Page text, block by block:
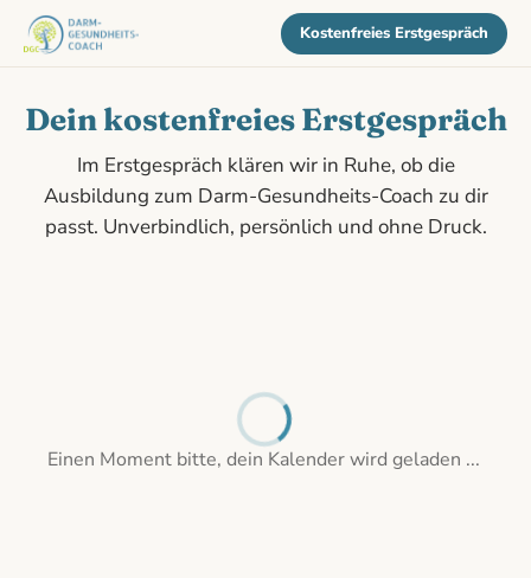
Kostenfreies Erstgespräch
Dein kostenfreies Erstgespräch
Im Erstgespräch klären wir in Ruhe, ob die
Ausbildung zum Darm-Gesundheits-Coach zu dir
passt. Unverbindlich, persönlich und ohne Druck.
Einen Moment bitte, dein Kalender wird geladen ...